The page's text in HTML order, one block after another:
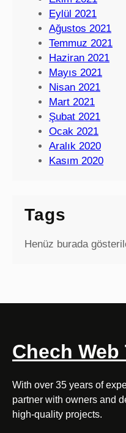
Eylül 2021
Ağustos 2021
Temmuz 2021
Haziran 2021
Mayıs 2021
Nisan 2021
Mart 2021
Şubat 2021
Ocak 2021
Aralık 2020
Kasım 2020
Tags
Henüz burada
Chech Web
With over 35 years of
partner with owners and
high-quality projects.